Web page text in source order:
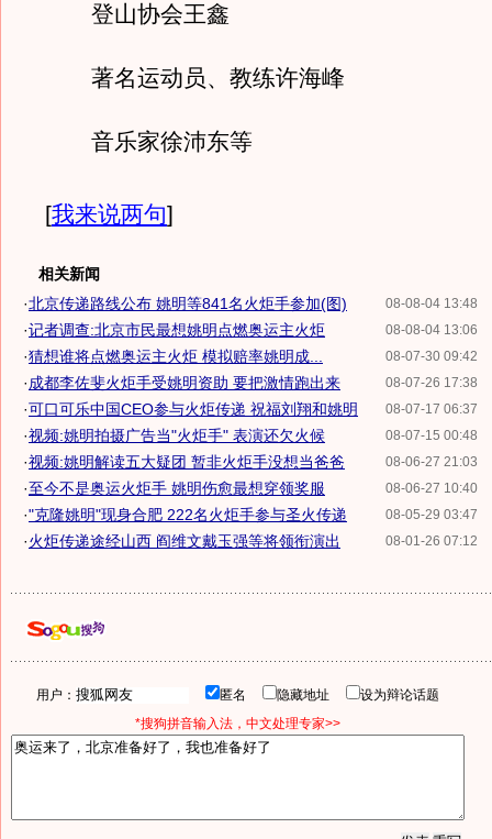
登山协会王鑫
著名运动员、教练许海峰
音乐家徐沛东等
[我来说两句]
相关新闻
08-08-04 13:48
·北京传递路线公布 姚明等841名火炬手参加(图)
08-08-04 13:06
·记者调查:北京市民最想姚明点燃奥运主火炬
08-07-30 09:42
·猜想谁将点燃奥运主火炬 模拟赔率姚明成...
08-07-26 17:38
·成都李佐斐火炬手受姚明资助 要把激情跑出来
08-07-17 06:37
·可口可乐中国CEO参与火炬传递 祝福刘翔和姚明
08-07-15 00:48
·视频:姚明拍摄广告当"火炬手" 表演还欠火候
08-06-27 21:03
·视频:姚明解读五大疑团 暂非火炬手没想当爸爸
08-06-27 10:40
·至今不是奥运火炬手 姚明伤愈最想穿领奖服
08-05-29 03:47
·"克隆姚明"现身合肥 222名火炬手参与圣火传递
08-01-26 07:12
·火炬传递途经山西 阎维文戴玉强等将领衔演出
用户： 匿名 隐藏地址
设为辩论话题
*搜狗拼音输入法，中文处理专家>>